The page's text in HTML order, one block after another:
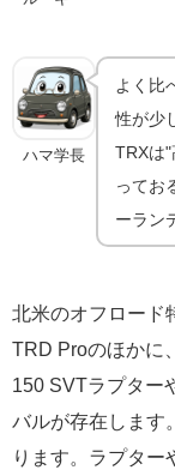
ハマ学長
よく比
性が少
TRXは
ってお
ーラン
北米のオフロード
TRD Proのほかに
150 SVTラプター
バルが存在します
ります。ラプター